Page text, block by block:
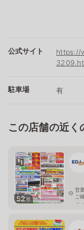
公式サイト
https://
駐車場 有
この店舗の近く
52枚
営
ご
島